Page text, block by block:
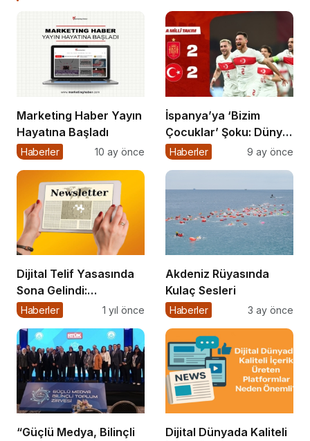
Marketing Haber Yayın
Hayatına Başladı
Haberler 10 ay önce
İspanya’ya ‘Bizim
Çocuklar’ Şoku: Dünya
Kupası Işığı Yeniden
Haberler 9 ay önce
Dijital Telif Yasasında
Sona Gelindi:
Yayıncılara Haziran
Haberler 1 yıl önce
Akdeniz Rüyasında
Kulaç Sesleri
Haberler 3 ay önce
“Güçlü Medya, Bilinçli
Dijital Dünyada Kaliteli